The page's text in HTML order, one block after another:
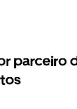
parceiro